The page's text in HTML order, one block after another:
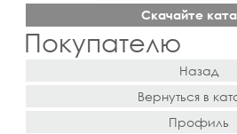
Скачайте
Покупателю
Назад
Вернуться в
Профиль